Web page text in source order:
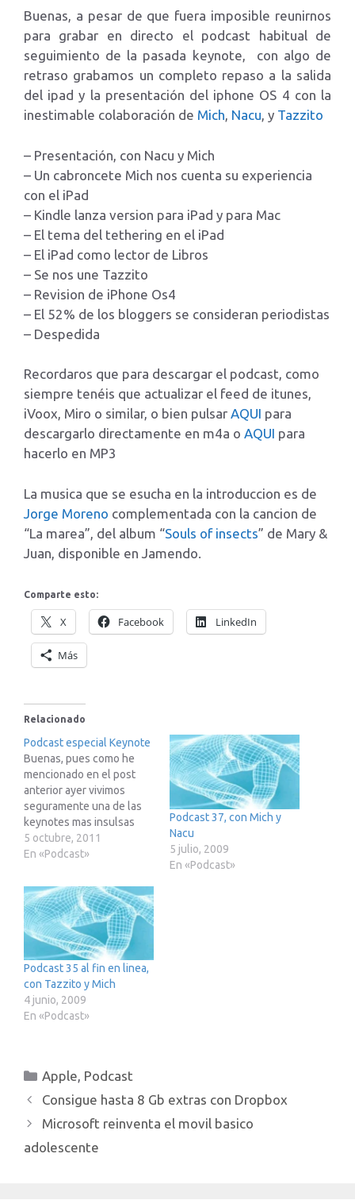
Buenas, a pesar de que fuera imposible reunirnos
para grabar en directo el podcast habitual de
seguimiento de la pasada keynote, con algo de
retraso grabamos un completo repaso a la salida
del ipad y la presentación del iphone OS 4 con la
inestimable colaboración de Mich, Nacu, y Tazzito
– Presentación, con Nacu y Mich
– Un cabroncete Mich nos cuenta su experiencia
con el iPad
– Kindle lanza version para iPad y para Mac
– El tema del tethering en el iPad
– El iPad como lector de Libros
– Se nos une Tazzito
– Revision de iPhone Os4
– El 52% de los bloggers se consideran periodistas
– Despedida
Recordaros que para descargar el podcast, como
siempre tenéis que actualizar el feed de itunes,
iVoox, Miro o similar, o bien pulsar AQUI para
descargarlo directamente en m4a o AQUI para
hacerlo en MP3
La musica que se esucha en la introduccion es de
Jorge Moreno complementada con la cancion de
“La marea”, del album “Souls of insects” de Mary &
Juan, disponible en Jamendo.
Comparte esto:
X Facebook LinkedIn
Más
Relacionado
Podcast especial Keynote
Buenas, pues como he
mencionado en el post
anterior ayer vivimos
seguramente una de las
keynotes mas insulsas
que recuerde en mi corta
vida keynotera pero eso
compañero Mich y a mi
mismo, junto a los
ilustres Mahong, DoAlvar
es y Tazzito (e in extremis
con la irrepetible Nacu),
un podcast de
seguimiento en…
5 octubre, 2011
En «Podcast»
Podcast 37, con Mich y
Nacu
5 julio, 2009
En «Podcast»
Podcast 35 al fin en linea,
con Tazzito y Mich
4 junio, 2009
En «Podcast»
Categorías
Apple, Podcast
Consigue hasta 8 Gb extras con Dropbox
Microsoft reinventa el movil basico
adolescente